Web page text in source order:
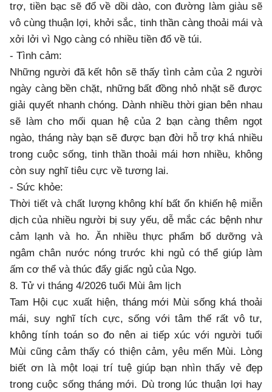
trợ, tiền bạc sẽ đổ về dồi dào, con đường làm giàu sẽ
vô cùng thuận lợi, khởi sắc, tinh thần càng thoải mái và
xởi lởi vì Ngọ càng có nhiều tiền đổ về túi.
- Tình cảm:
Những người đã kết hôn sẽ thấy tình cảm của 2 người
ngày càng bền chặt, những bất đồng nhỏ nhặt sẽ được
giải quyết nhanh chóng. Dành nhiều thời gian bên nhau
sẽ làm cho mối quan hệ của 2 bạn càng thêm ngọt
ngào, tháng này bạn sẽ được bạn đời hỗ trợ khá nhiều
trong cuộc sống, tinh thần thoải mái hơn nhiều, không
còn suy nghĩ tiêu cực về tương lai.
- Sức khỏe:
Thời tiết và chất lượng không khí bất ổn khiến hệ miễn
dịch của nhiều người bị suy yếu, dễ mắc các bệnh như
cảm lạnh và ho. Ăn nhiều thực phẩm bổ dưỡng và
ngâm chân nước nóng trước khi ngủ có thể giúp làm
ấm cơ thể và thúc đẩy giấc ngủ của Ngọ.
8. Tử vi tháng 4/2026 tuổi Mùi âm lịch
Tam Hội cục xuất hiện, tháng mới Mùi sống khá thoải
mái, suy nghĩ tích cực, sống với tâm thế rất vô tư,
không tính toán so đo nên ai tiếp xúc với người tuổi
Mùi cũng cảm thấy có thiện cảm, yêu mến Mùi. Lòng
biết ơn là một loại trí tuệ giúp bạn nhìn thấy vẻ đẹp
trong cuộc sống tháng mới. Dù trong lúc thuận lợi hay